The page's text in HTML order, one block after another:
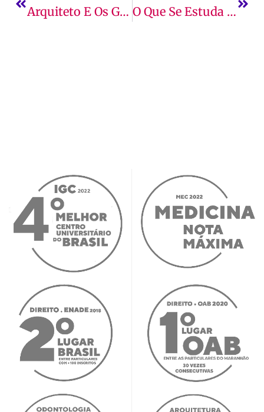
Arquiteto E Os Ganhos Financeiros Na Profissão O Que Se Estuda No Curso De Enfermagem